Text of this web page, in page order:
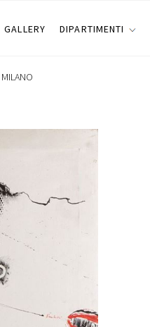
GALLERY DIPARTIMENTI
MILANO